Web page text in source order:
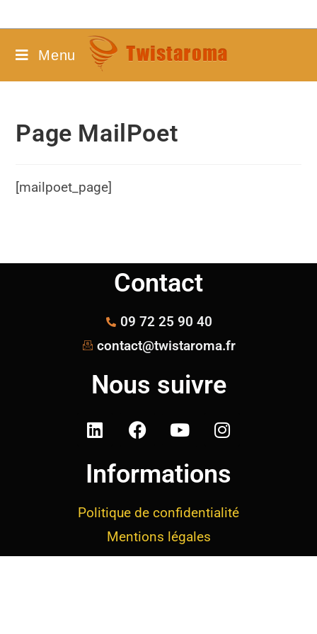
Menu
Page MailPoet
[mailpoet_page]
Contact
09 72 25 90 40
contact@twistaroma.fr
Nous suivre
Informations
Politique de confidentialité
Mentions légales